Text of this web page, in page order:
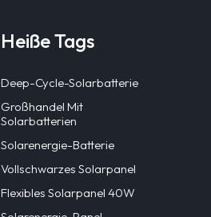
Heiße Tags
Deep-Cycle-Solarbatterie
Großhandel Mit
Solarbatterien
Solarenergie-Batterie
Vollschwarzes Solarpanel
Flexibles Solarpanel 40W